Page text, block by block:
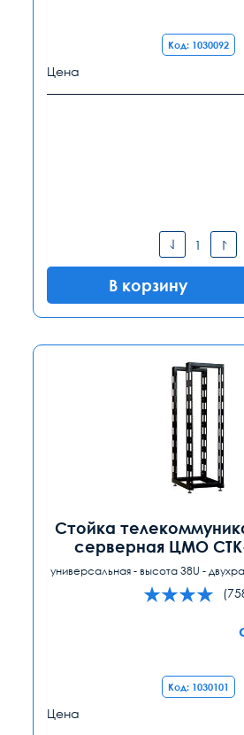
Код: 1030092
Цена
В корзину
Стойка
серверная ЦМО
универсальная - высота 38U -
Код: 1030101
Цена